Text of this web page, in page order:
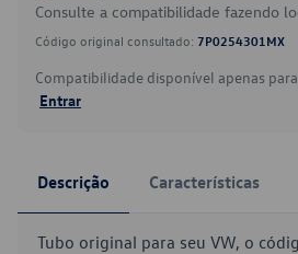
Consulte a compatibilidade fazendo
Código original consultado: 7P0254301MX
Compatibilidade disponível apenas
Entrar
Descrição Características
Tubo original para seu VW, o